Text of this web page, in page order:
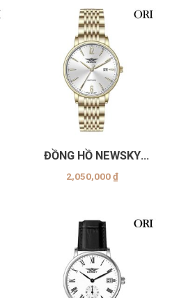
ĐỒNG HỒ NEWSKY
NS5010G.S05
2,050,000₫